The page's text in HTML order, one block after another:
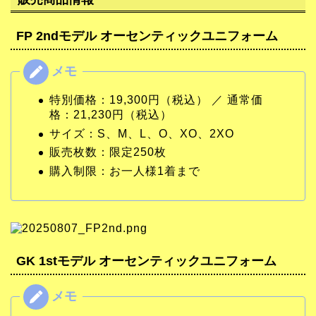
FP 2ndモデル オーセンティックユニフォーム
特別価格：19,300円（税込） ／ 通常価
格：21,230円（税込）
サイズ：S、M、L、O、XO、2XO
販売枚数：限定250枚
購入制限：お一人様1着まで
GK 1stモデル オーセンティックユニフォーム